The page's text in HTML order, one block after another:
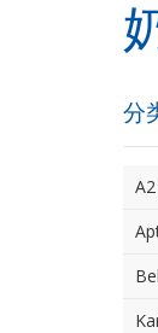
分